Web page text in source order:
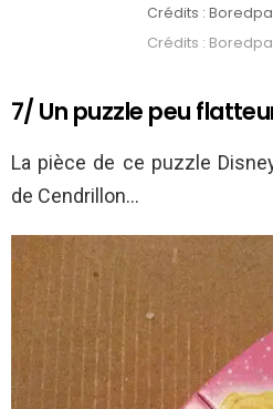
Crédits :
Crédits :
7/ Un puzzle peu
La pièce de ce puzzle
de Cendrillon…